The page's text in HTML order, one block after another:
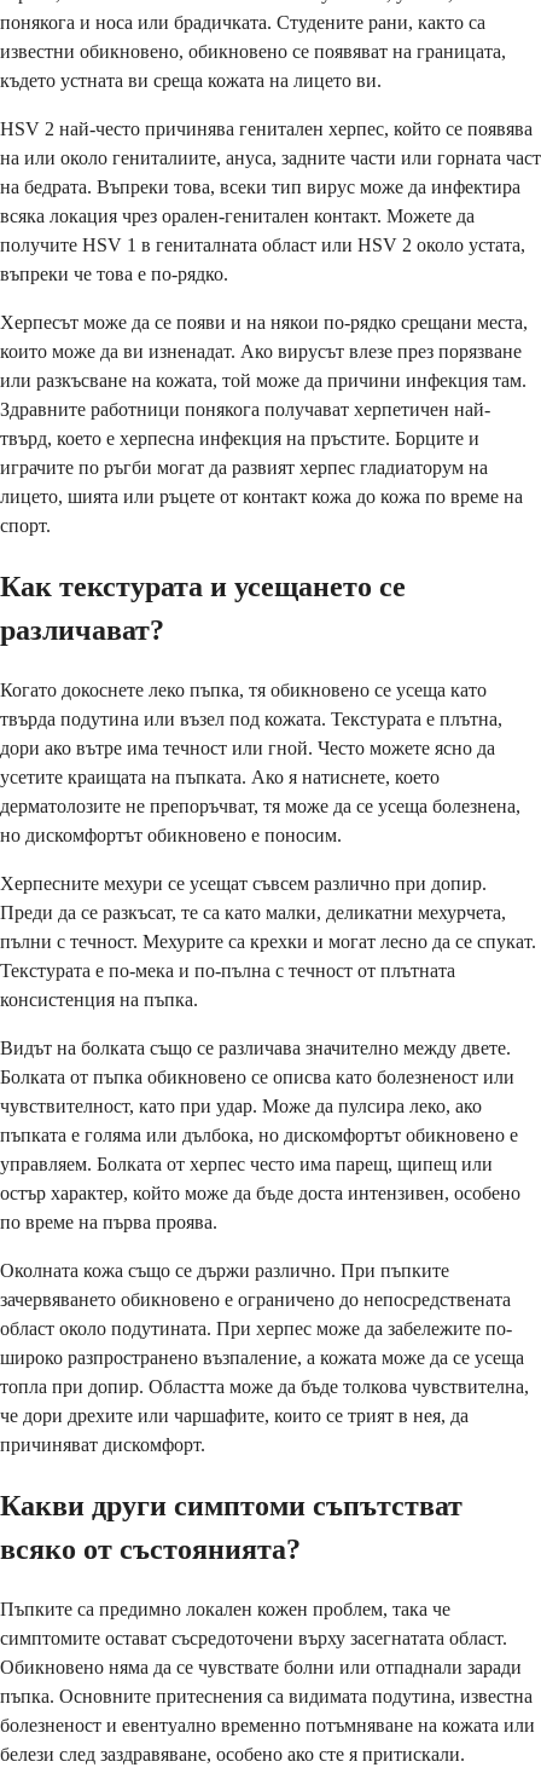
понякога и носа или брадичката. Студените рани, както са
известни обикновено, обикновено се появяват на границата,
където устната ви среща кожата на лицето ви.
HSV 2 най-често причинява генитален херпес, който се появява
на или около гениталиите, ануса, задните части или горната част
на бедрата. Въпреки това, всеки тип вирус може да инфектира
всяка локация чрез орален-генитален контакт. Можете да
получите HSV 1 в гениталната област или HSV 2 около устата,
въпреки че това е по-рядко.
Херпесът може да се появи и на някои по-рядко срещани места,
които може да ви изненадат. Ако вирусът влезе през порязване
или разкъсване на кожата, той може да причини инфекция там.
Здравните работници понякога получават херпетичен най-
твърд, което е херпесна инфекция на пръстите. Борците и
играчите по ръгби могат да развият херпес гладиаторум на
лицето, шията или ръцете от контакт кожа до кожа по време на
спорт.
Как текстурата и усещането се
различават?
Когато докоснете леко пъпка, тя обикновено се усеща като
твърда подутина или възел под кожата. Текстурата е плътна,
дори ако вътре има течност или гной. Често можете ясно да
усетите краищата на пъпката. Ако я натиснете, което
дерматолозите не препоръчват, тя може да се усеща болезнена,
но дискомфортът обикновено е поносим.
Херпесните мехури се усещат съвсем различно при допир.
Преди да се разкъсат, те са като малки, деликатни мехурчета,
пълни с течност. Мехурите са крехки и могат лесно да се спукат.
Текстурата е по-мека и по-пълна с течност от плътната
консистенция на пъпка.
Видът на болката също се различава значително между двете.
Болката от пъпка обикновено се описва като болезненост или
чувствителност, като при удар. Може да пулсира леко, ако
пъпката е голяма или дълбока, но дискомфортът обикновено е
управляем. Болката от херпес често има парещ, щипещ или
остър характер, който може да бъде доста интензивен, особено
по време на първа проява.
Околната кожа също се държи различно. При пъпките
зачервяването обикновено е ограничено до непосредствената
област около подутината. При херпес може да забележите по-
широко разпространено възпаление, а кожата може да се усеща
топла при допир. Областта може да бъде толкова чувствителна,
че дори дрехите или чаршафите, които се трият в нея, да
причиняват дискомфорт.
Какви други симптоми съпътстват
всяко от състоянията?
Пъпките са предимно локален кожен проблем, така че
симптомите остават съсредоточени върху засегнатата област.
Обикновено няма да се чувствате болни или отпаднали заради
пъпка. Основните притеснения са видимата подутина, известна
болезненост и евентуално временно потъмняване на кожата или
белези след заздравяване, особено ако сте я притискали.